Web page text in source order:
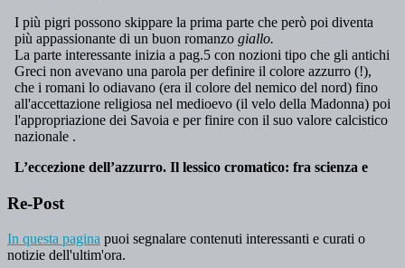
Re-Post
In questa pagina puoi segnalare contenuti interessanti e curati o
notizie dell'ultim'ora.